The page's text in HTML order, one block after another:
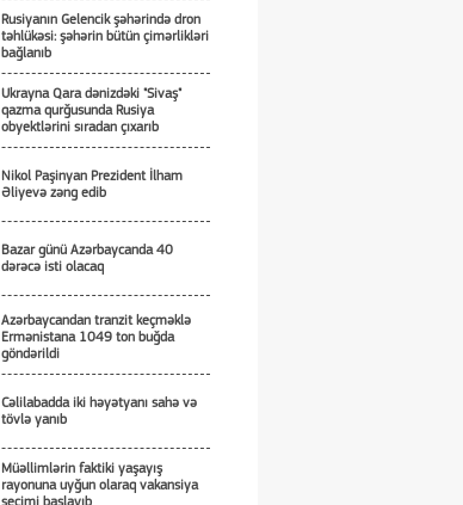
Rusiyanın Gelencik şəhərində dron
təhlükəsi: şəhərin bütün çimərlikləri
bağlanıb
Ukrayna Qara dənizdəki "Sivaş"
qazma qurğusunda Rusiya
obyektlərini sıradan çıxarıb
Nikol Paşinyan Prezident İlham
Əliyevə zəng edib
Bazar günü Azərbaycanda 40
dərəcə isti olacaq
Azərbaycandan tranzit keçməklə
Ermənistana 1049 ton buğda
göndərildi
Cəlilabadda iki həyətyanı sahə və
tövlə yanıb
Müəllimlərin faktiki yaşayış
rayonuna uyğun olaraq vakansiya